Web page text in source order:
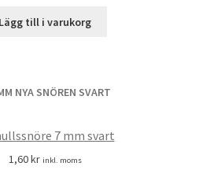
Lägg till i varukorg
7 mm svart
1,60kr inkl. moms